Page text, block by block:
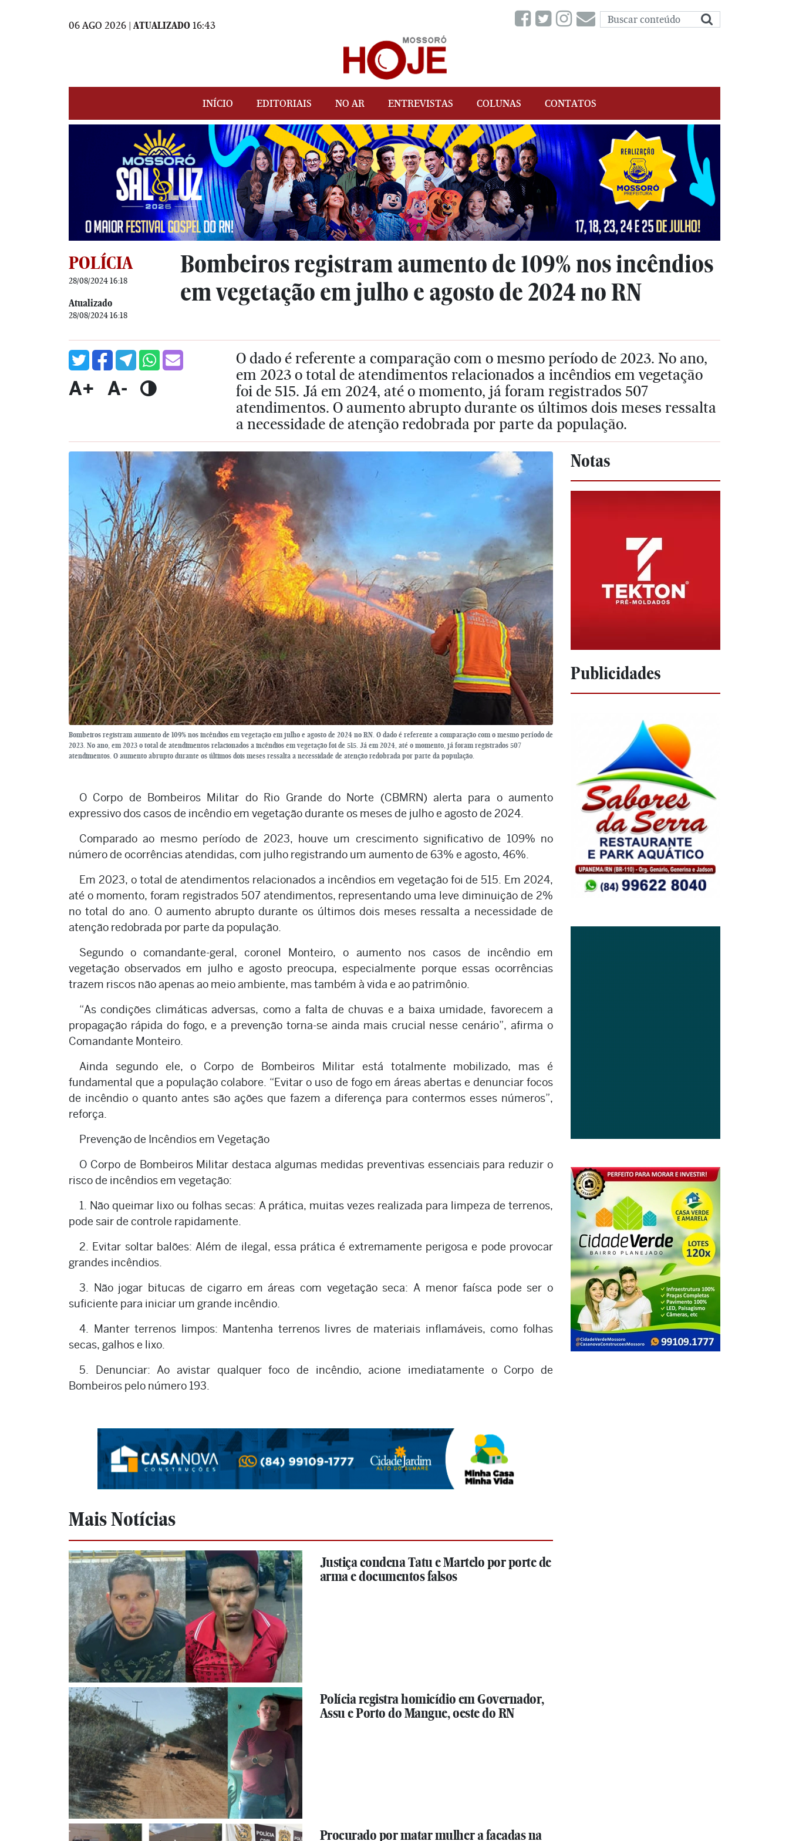
06 AGO 2026 | ATUALIZADO 16:43
INÍCIO EDITORIAIS NO AR ENTREVISTAS COLUNAS CONTATOS
POLÍCIA
28/08/2024 16:18
Atualizado
28/08/2024 16:18
Bombeiros registram aumento de 109% nos incêndios
em vegetação em julho e agosto de 2024 no RN
A+ A-
O dado é referente a comparação com o mesmo período de 2023. No ano,
em 2023 o total de atendimentos relacionados a incêndios em vegetação
foi de 515. Já em 2024, até o momento, já foram registrados 507
atendimentos. O aumento abrupto durante os últimos dois meses ressalta
a necessidade de atenção redobrada por parte da população.
Bombeiros registram aumento de 109% nos incêndios em vegetação em julho e agosto de 2024 no RN. O dado é referente a comparação com o mesmo período de
2023. No ano, em 2023 o total de atendimentos relacionados a incêndios em vegetação foi de 515. Já em 2024, até o momento, já foram registrados 507
atendimentos. O aumento abrupto durante os últimos dois meses ressalta a necessidade de atenção redobrada por parte da população.
O Corpo de Bombeiros Militar do Rio Grande do Norte (CBMRN) alerta para o aumento
expressivo dos casos de incêndio em vegetação durante os meses de julho e agosto de 2024.
Comparado ao mesmo período de 2023, houve um crescimento significativo de 109% no
número de ocorrências atendidas, com julho registrando um aumento de 63% e agosto, 46%.
Em 2023, o total de atendimentos relacionados a incêndios em vegetação foi de 515. Em 2024,
até o momento, foram registrados 507 atendimentos, representando uma leve diminuição de 2%
no total do ano. O aumento abrupto durante os últimos dois meses ressalta a necessidade de
atenção redobrada por parte da população.
Segundo o comandante-geral, coronel Monteiro, o aumento nos casos de incêndio em
vegetação observados em julho e agosto preocupa, especialmente porque essas ocorrências
trazem riscos não apenas ao meio ambiente, mas também à vida e ao patrimônio.
“As condições climáticas adversas, como a falta de chuvas e a baixa umidade, favorecem a
propagação rápida do fogo, e a prevenção torna-se ainda mais crucial nesse cenário”, afirma o
Comandante Monteiro.
Ainda segundo ele, o Corpo de Bombeiros Militar está totalmente mobilizado, mas é
fundamental que a população colabore. “Evitar o uso de fogo em áreas abertas e denunciar focos
de incêndio o quanto antes são ações que fazem a diferença para contermos esses números”,
reforça.
Prevenção de Incêndios em Vegetação
O Corpo de Bombeiros Militar destaca algumas medidas preventivas essenciais para reduzir o
risco de incêndios em vegetação:
1. Não queimar lixo ou folhas secas: A prática, muitas vezes realizada para limpeza de terrenos,
pode sair de controle rapidamente.
2. Evitar soltar balões: Além de ilegal, essa prática é extremamente perigosa e pode provocar
grandes incêndios.
3. Não jogar bitucas de cigarro em áreas com vegetação seca: A menor faísca pode ser o
suficiente para iniciar um grande incêndio.
4. Manter terrenos limpos: Mantenha terrenos livres de materiais inflamáveis, como folhas
secas, galhos e lixo.
5. Denunciar: Ao avistar qualquer foco de incêndio, acione imediatamente o Corpo de
Bombeiros pelo número 193.
Mais Notícias
Justiça condena Tatu e Martelo por porte de
arma e documentos falsos
Polícia registra homicídio em Governador,
Assu e Porto do Mangue, oeste do RN
Procurado por matar mulher a facadas na
Notas
Publicidades